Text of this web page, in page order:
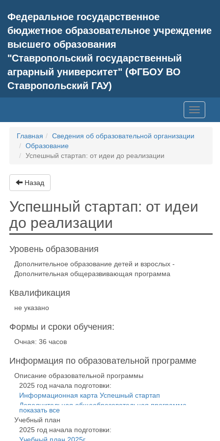
Федеральное государственное
бюджетное образовательное учреждение
высшего образования
"Ставропольский государственный
аграрный университет" (ФГБОУ ВО
Ставропольский ГАУ)
Toggle
Главная
Сведения об образовательной организации
Образование
Успешный стартап: от идеи до реализации
Назад
Успешный стартап: от идеи
до реализации
Уровень образования
Дополнительное образование детей и взрослых -
Дополнительная общеразвивающая программа
Квалификация
не указано
Формы и сроки обучения:
Очная: 36 часов
Информация по образовательной программе
Описание образовательной программы
2025 год начала подготовки:
Информационная карта Успешный стартап
Дополнительная общеобразовательная программа
Успешный стартап
показать все
Учебный план
2025 год начала подготовки: